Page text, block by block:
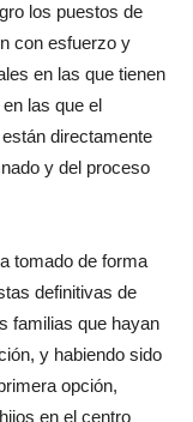
los puestos de
con esfuerzo y
en las que tienen
las que el
directamente
y del proceso
tomado de forma
definitivas de
familias que hayan
y habiendo sido
opción,
en el centro